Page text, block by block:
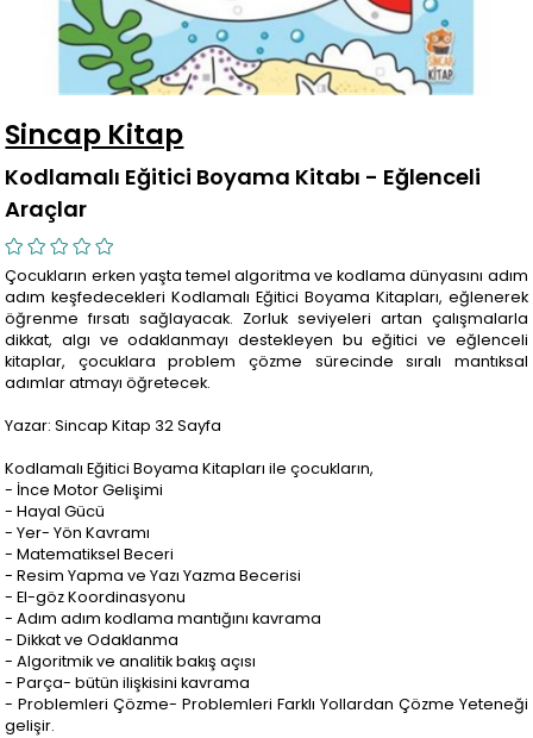
Sincap Kitap
Kodlamalı Eğitici Boyama Kitabı - Eğlenceli
Araçlar
Çocukların erken yaşta temel algoritma ve kodlama dünyasını adım
adım keşfedecekleri Kodlamalı Eğitici Boyama Kitapları, eğlenerek
öğrenme fırsatı sağlayacak. Zorluk seviyeleri artan çalışmalarla
dikkat, algı ve odaklanmayı destekleyen bu eğitici ve eğlenceli
kitaplar, çocuklara problem çözme sürecinde sıralı mantıksal
adımlar atmayı öğretecek.
Yazar: Sincap Kitap 32 Sayfa
Kodlamalı Eğitici Boyama Kitapları ile çocukların,
- İnce Motor Gelişimi
- Hayal Gücü
- Yer- Yön Kavramı
- Matematiksel Beceri
- Resim Yapma ve Yazı Yazma Becerisi
- El-göz Koordinasyonu
- Adım adım kodlama mantığını kavrama
- Dikkat ve Odaklanma
- Algoritmik ve analitik bakış açısı
- Parça- bütün ilişkisini kavrama
- Problemleri Çözme- Problemleri Farklı Yollardan Çözme Yeteneği
gelişir.